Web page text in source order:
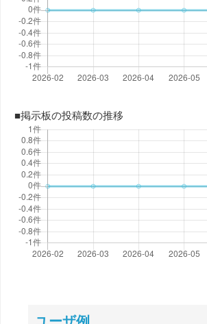
■掲示板の投稿数の推移